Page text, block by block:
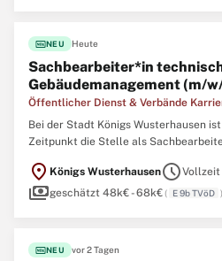
fiber_newNEU Heute
Sachbearbeiter*in
Gebäudemanagement (m/
Öffentlicher Dienst & Verbände
Bei der Stadt Königs Wusterhausen
Zeitpunkt die Stelle als
Arbeitsverhältnis richtet sich nach
öffentlichen Dienst (TVöD-VKA). Das
location_on Königs WusterhausenscheduleVollzeit
paymentsgeschätzt 48k€ - 68k€( E 9b TVöD )
fiber_newNEU vor 2 Tagen